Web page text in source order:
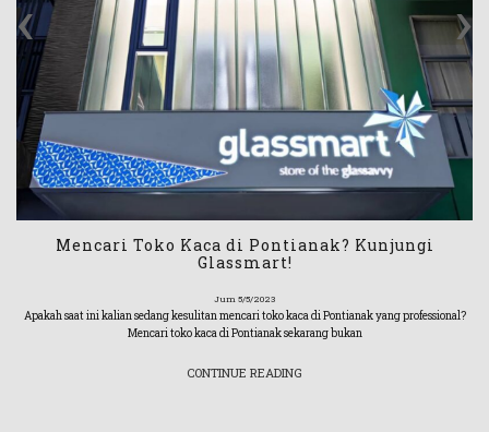
Mencari Toko Kaca di Pontianak? Kunjungi
Glassmart!
Jum 5/5/2023
Apakah saat ini kalian sedang kesulitan mencari toko kaca di Pontianak yang professional?
Mencari toko kaca di Pontianak sekarang bukan
CONTINUE READING
‹ ›